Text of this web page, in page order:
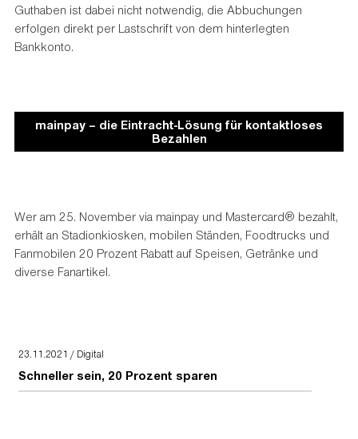
Guthaben ist dabei nicht notwendig, die Abbuchungen
erfolgen direkt per Lastschrift von dem hinterlegten
Bankkonto.
mainpay – die Eintracht-Lösung für kontaktloses
Bezahlen
Wer am 25. November via mainpay und Mastercard® bezahlt,
erhält an Stadionkiosken, mobilen Ständen, Foodtrucks und
Fanmobilen 20 Prozent Rabatt auf Speisen, Getränke und
diverse Fanartikel.
23.11.2021 / Digital
Schneller sein, 20 Prozent sparen